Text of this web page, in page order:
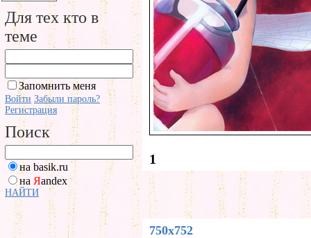
Для тех кто в
теме
Запомнить меня
Войти Забыли пароль?
Регистрация
Поиск
на basik.ru
на Яandex
НАЙТИ
1
750x752